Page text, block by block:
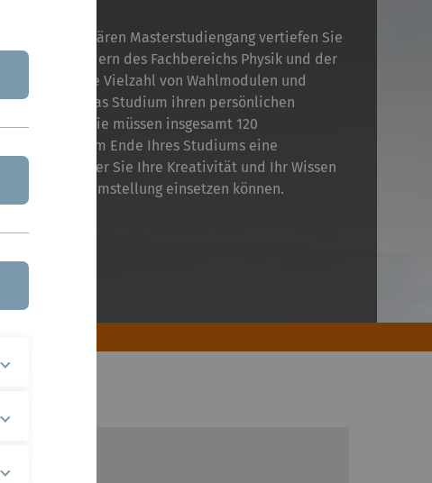
interdisziplinären Masterstudiengang vertiefen Sie
des Fachbereichs Physik und der
Durch eine Vielzahl von Wahlmodulen und
können Sie das Studium ihren persönlichen
gestalten. Sie müssen insgesamt 120
und am Ende Ihres Studiums eine
bei der Sie Ihre Kreativität und Ihr Wissen
Problemstellung einsetzen können.